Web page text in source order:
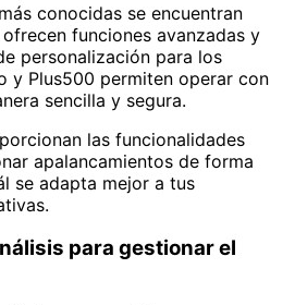
conocidas se encuentran
funciones avanzadas y
personalización para los
y Plus500 permiten operar con
sencilla y segura.
las funcionalidades
apalancamientos de forma
se adapta mejor a tus
para gestionar el